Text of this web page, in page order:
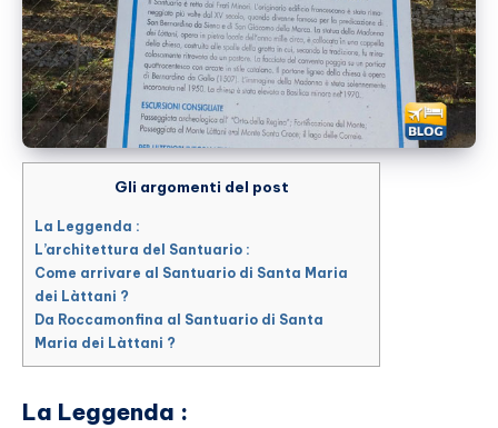
Gli argomenti del post
La Leggenda :
L’architettura del Santuario :
Come arrivare al Santuario di Santa Maria
dei Làttani ?
Da Roccamonfina al Santuario di Santa
Maria dei Làttani ?
La Leggenda :